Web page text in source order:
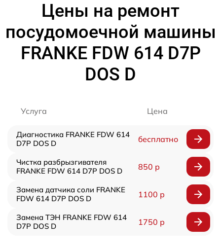
Цены на ремонт
посудомоечной машины
FRANKE FDW 614 D7P
DOS D
Услуга Цена
Диагностика FRANKE FDW 614
D7P DOS D
бесплатно
Чистка разбрызгивателя
FRANKE FDW 614 D7P DOS D
850 р
Замена датчика соли FRANKE
FDW 614 D7P DOS D
1100 р
Замена ТЭН FRANKE FDW 614
D7P DOS D
1750 р